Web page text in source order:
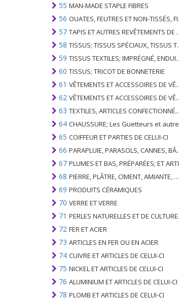
55 MAN-MADE STAPLE FIBRES
56 OUATES, FEUTRES ET NON-TISSÉS, FILS SPÉCIAUX; FICELLES, CORDES, CORDES, CÂBLES ET ARTICLES ASSOCIÉS
57 TAPIS ET AUTRES REVÊTEMENTS DE SOLS TEXTILES
58 TISSUS; TISSUS SPÉCIAUX, TISSUS TEXTILES TUFTED, DENTELLE, TAPISSERIES, GARNITURES, BRODERIES
59 TISSUS TEXTILES; IMPRÉGNÉ, ENDUIT, COUVERT OU LAMINÉ; ARTICLES TEXTILES D'UN TYPE ADAPTÉ À L'USAGE INDUSTRIEL
60 TISSUS; TRICOT DE BONNETERIE
61 VÊTEMENTS ET ACCESSOIRES DE VÊTEMENTS; TRICOT DE BONNETERIE
62 VÊTEMENTS ET ACCESSOIRES DE VÊTEMENTS; NON BONNETERIE
63 TEXTILES, ARTICLES CONFECTIONNÉS; SETS; VÊTEMENTS PORTÉS ET ARTICLES TEXTILES USÉS; RAGS
64 CHAUSSURE; Les Guetteurs et autres; PARTIES DE CES ARTICLES
65 COIFFEUR ET PARTIES DE CELUI-CI
66 PARAPLUIE, PARASOLS, CANNES, BÂTONNETS, FOUETS, PLANTES DE CONDUITE; ET LEURS PARTIES
67 PLUMES ET BAS, PRÉPARÉES; ET ARTICLES EN PLUME OU EN BAS; FLEURS ARTIFICIELLES; ARTICLES DE CHEVEUX HUMAINS
68 PIERRE, PLÂTRE, CIMENT, AMIANTE, MICA OU MATÉRIEL SIMILAIRE; ARTICLES DE CELUI-CI
69 PRODUITS CÉRAMIQUES
70 VERRE ET VERRE
71 PERLES NATURELLES ET DE CULTURE; PIERRES PRÉCIEUSES, SEMI-PRÉCIEUSES; MÉTAUX PRÉCIEUX, PLAQUÉS OU DOUBLÉS DE MÉTAUX PRÉCIEUX ET OUVRAGES EN CES MATIÈRES; IMITATION BIJOUTERIE; PIÈCE DE MONNAIE
72 FER ET ACIER
73 ARTICLES EN FER OU EN ACIER
74 CUIVRE ET ARTICLES DE CELUI-CI
75 NICKEL ET ARTICLES DE CELUI-CI
76 ALUMINIUM ET ARTICLES DE CELUI-CI
78 PLOMB ET ARTICLES DE CELUI-CI